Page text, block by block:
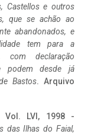
Castellos e outros
que se achão ao
abandonados, e
tem para a
declaração
podem desde já
Bastos. Arquivo
Vol. LVI, 1998 -
das Ilhas do Faial,